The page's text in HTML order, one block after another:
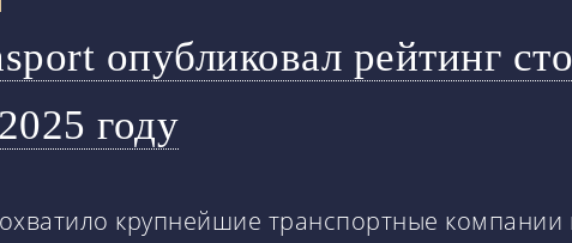
опубликовал рейтинг
году
крупнейшие транспортные